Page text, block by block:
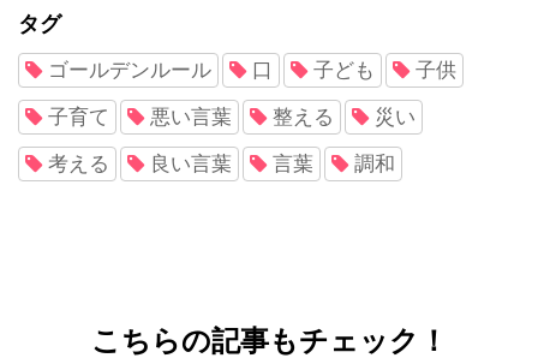
タグ
ゴールデンルール 口 子ども 子供
子育て 悪い言葉 整える 災い
考える 良い言葉 言葉 調和
こちらの記事もチェック！